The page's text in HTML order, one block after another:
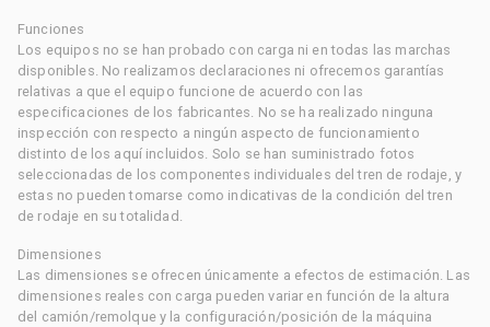
Funciones
Los equipos no se han probado con carga ni en todas las marchas
disponibles. No realizamos declaraciones ni ofrecemos garantías
relativas a que el equipo funcione de acuerdo con las
especificaciones de los fabricantes. No se ha realizado ninguna
inspección con respecto a ningún aspecto de funcionamiento
distinto de los aquí incluidos. Solo se han suministrado fotos
seleccionadas de los componentes individuales del tren de rodaje, y
estas no pueden tomarse como indicativas de la condición del tren
de rodaje en su totalidad.
Dimensiones
Las dimensiones se ofrecen únicamente a efectos de estimación. Las
dimensiones reales con carga pueden variar en función de la altura
del camión/remolque y la configuración/posición de la máquina